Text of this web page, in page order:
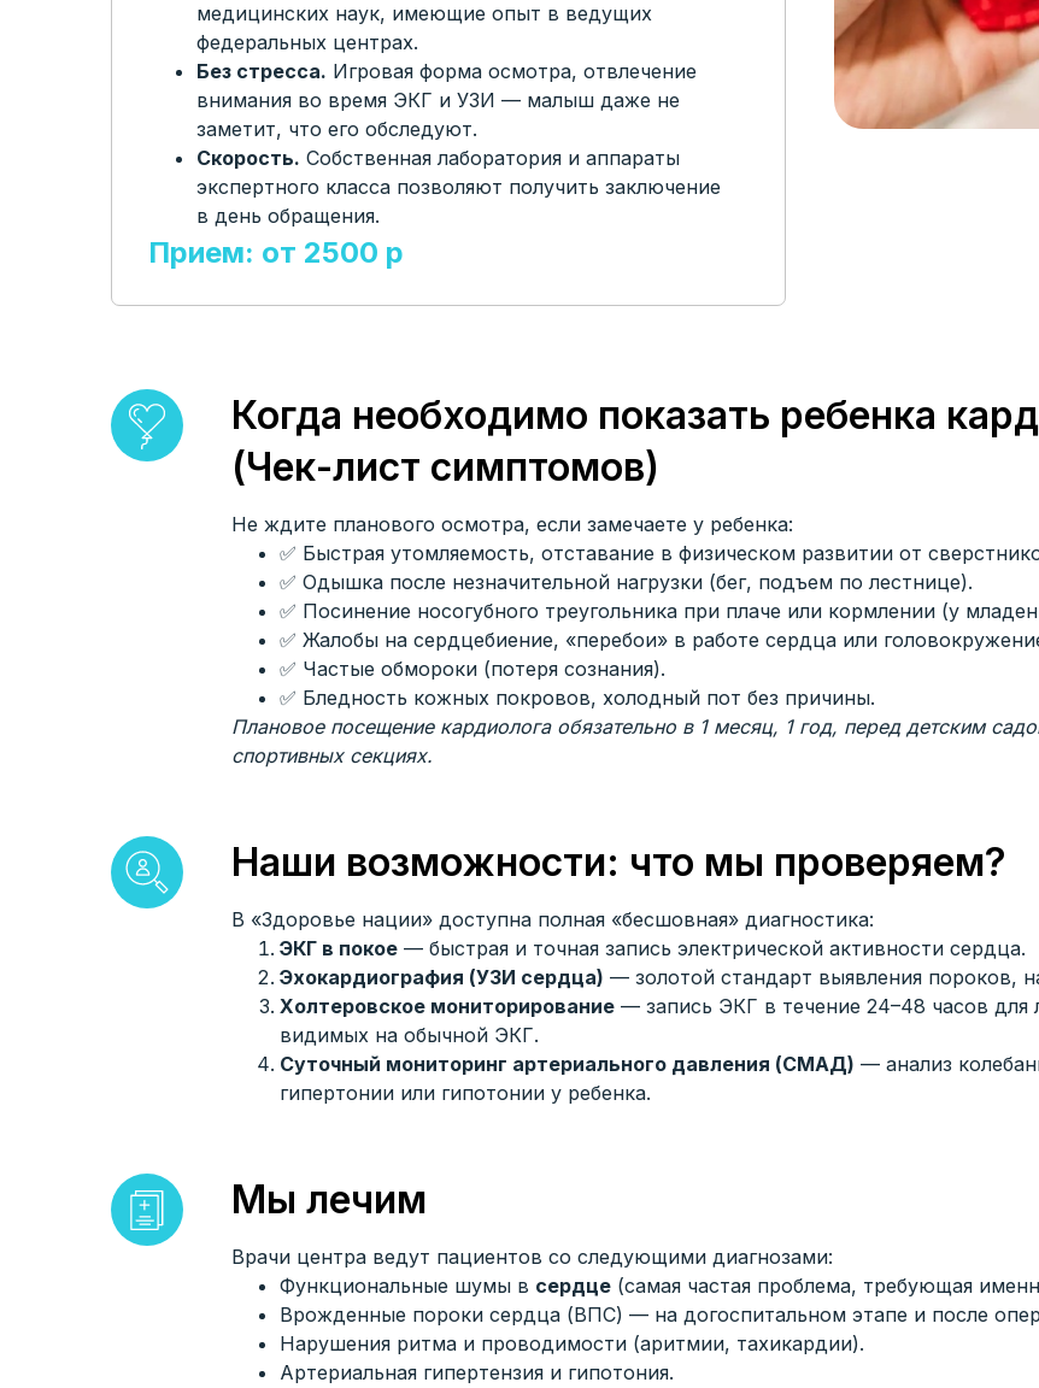
медицинских наук, имеющие опыт в ведущих
федеральных центрах.
Без стресса. Игровая форма осмотра, отвлечение
внимания во время ЭКГ и УЗИ — малыш даже не
заметит, что его обследуют.
Скорость. Собственная лаборатория и аппараты
экспертного класса позволяют получить заключение
в день обращения.
Прием: от 2500 p
Когда необходимо показать ребенка
(Чек-лист симптомов)
Не ждите планового осмотра, если замечаете у ребенка:
✅ Быстрая утомляемость, отставание в физическом развитии от
✅ Одышка после незначительной нагрузки (бег, подъем по лестнице).
✅ Посинение носогубного треугольника при плаче или кормлении (у
✅ Жалобы на сердцебиение, «перебои» в работе сердца или
✅ Частые обмороки (потеря сознания).
✅ Бледность кожных покровов, холодный пот без причины.
Плановое посещение кардиолога обязательно в 1 месяц, 1 год, перед детским
спортивных секциях.
Наши возможности: что мы проверяем?
В «Здоровье нации» доступна полная «бесшовная» диагностика:
ЭКГ в покое — быстрая и точная запись электрической активности сердца.
Эхокардиография (УЗИ сердца) — золотой стандарт выявления пороков,
Холтеровское мониторирование — запись ЭКГ в течение 24–48 часов
видимых на обычной ЭКГ.
Суточный мониторинг артериального давления (СМАД) — анализ
гипертонии или гипотонии у ребенка.
Мы лечим
Врачи центра ведут пациентов со следующими диагнозами:
Функциональные шумы в сердце (самая частая проблема, требующая
Врожденные пороки сердца (ВПС) — на догоспитальном этапе и после
Нарушения ритма и проводимости (аритмии, тахикардии).
Артериальная гипертензия и гипотония.